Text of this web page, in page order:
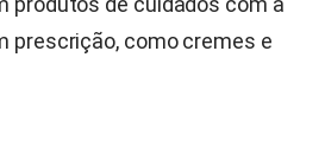
prescrição, como cremes e